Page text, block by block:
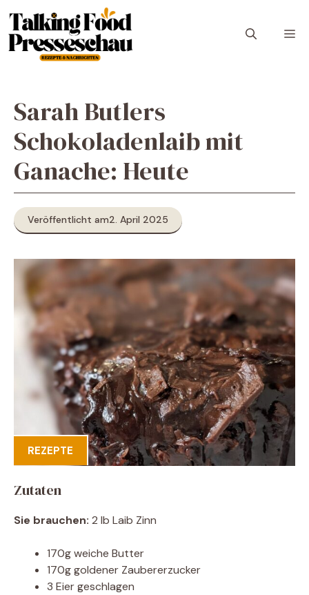
Inhalt
springen
Sarah Butlers
Schokoladenlaib mit
Ganache: Heute
Veröffentlicht am2. April 2025
REZEPTE
Zutaten
Sie brauchen: 2 lb Laib Zinn
170g weiche Butter
170g goldener Zaubererzucker
3 Eier geschlagen